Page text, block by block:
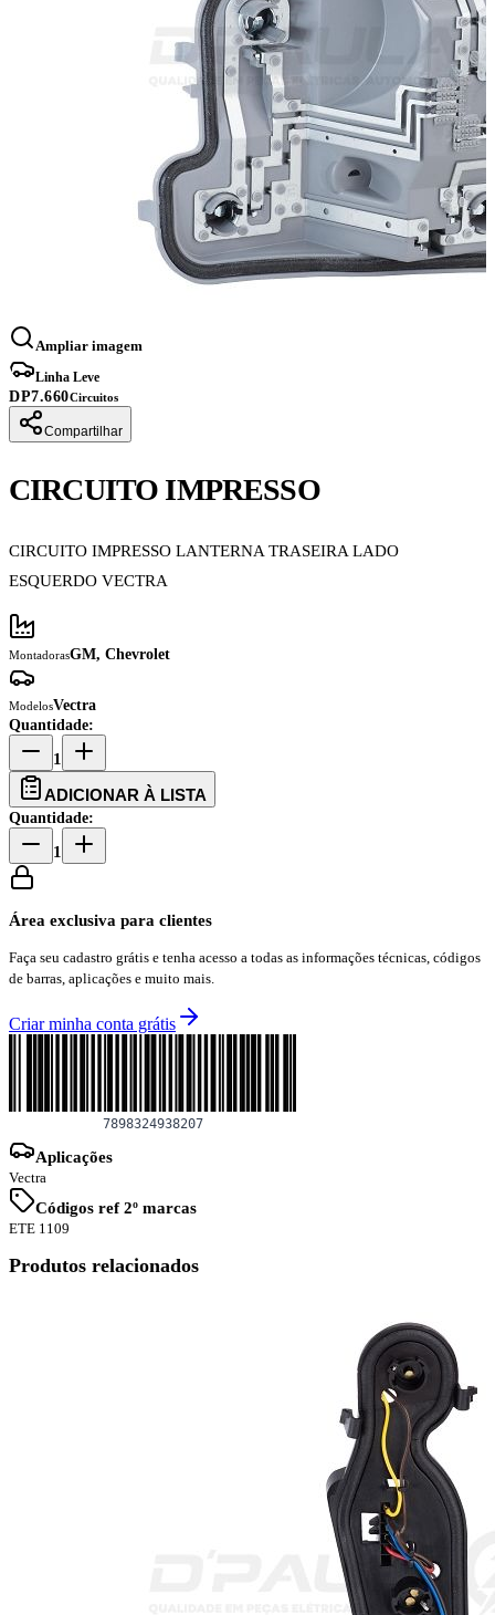
Ampliar imagem
Linha Leve
DP7.660Circuitos
Compartilhar
CIRCUITO IMPRESSO
CIRCUITO IMPRESSO LANTERNA TRASEIRA LADO
ESQUERDO VECTRA
MontadorasGM, Chevrolet
ModelosVectra
Quantidade:
1
ADICIONAR À LISTA
Quantidade:
1
Área exclusiva para clientes
Faça seu cadastro grátis e tenha acesso a todas as informações técnicas, códigos
de barras, aplicações e muito mais.
Criar minha conta grátis
Aplicações
Vectra
Códigos ref 2º marcas
ETE 1109
Produtos relacionados